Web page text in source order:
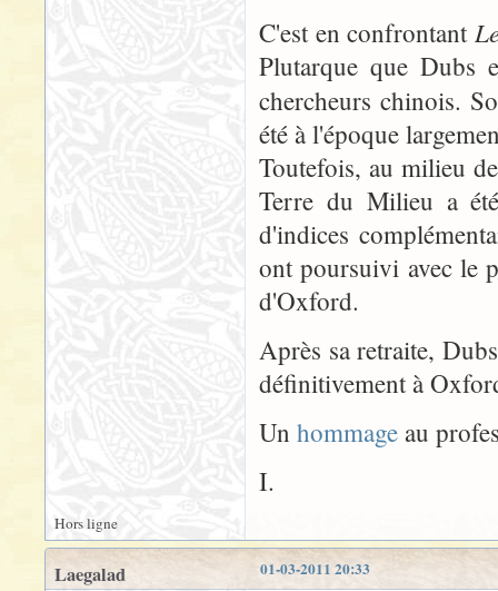
C'est en confrontant
Plutarque que Dubs
chercheurs chinois.
été à l'époque
Toutefois, au milieu
Terre du Milieu a
d'indices
ont poursuivi avec le
d'Oxford.
Après sa retraite,
définitivement à
Un hommage au
I.
Hors ligne
01-03-2011 20:33
Laegalad